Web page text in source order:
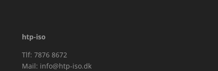
htp-iso
Tlf: 7876 8672
Mail: info@htp-iso.dk